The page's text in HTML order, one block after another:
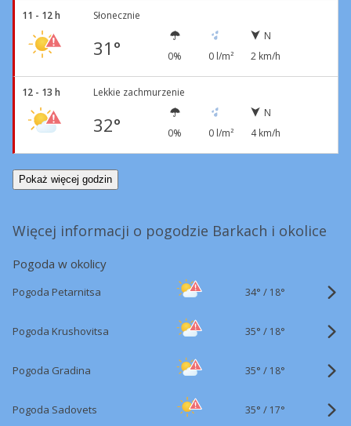
11 - 12 h Słonecznie
31° 0% 0 l/m²
N
2 km/h
12 - 13 h Lekkie zachmurzenie
32° 0% 0 l/m²
N
4 km/h
Pokaż więcej godzin
Więcej informacji o pogodzie Barkach i okolice
Pogoda w okolicy
Pogoda Petarnitsa 34° / 18°
Pogoda Krushovitsa 35° / 18°
Pogoda Gradina 35° / 18°
Pogoda Sadovets 35° / 17°